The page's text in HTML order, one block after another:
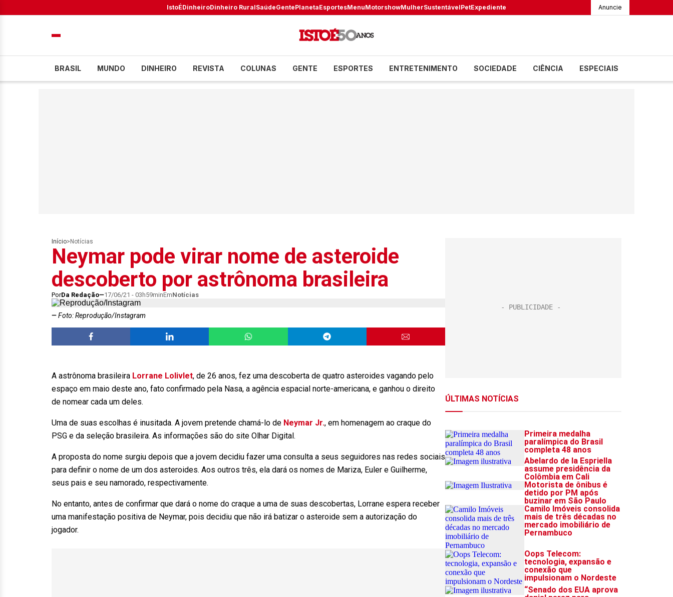
IstoÉDinheiroDinheiro RuralSaúdeGentePlanetaEsportesMenuMotorshowMulherSustentávelPetExpediente Anuncie
BRASIL MUNDO DINHEIRO REVISTA COLUNAS GENTE ESPORTES ENTRETENIMENTO SOCIEDADE CIÊNCIA ESPECIAIS
Início> Notícias
Neymar pode virar nome de asteroide
descoberto por astrônoma brasileira
PorDa Redação 17/06/21 - 03h59minEmNotícias
Foto: Reprodução/Instagram
A astrônoma brasileira Lorrane Lolivlet, de 26 anos, fez uma descoberta de quatro asteroides vagando pelo
espaço em maio deste ano, fato confirmado pela Nasa, a agência espacial norte-americana, e ganhou o direito
de nomear cada um deles.
Uma de suas escolhas é inusitada. A jovem pretende chamá-lo de Neymar Jr., em homenagem ao craque do
PSG e da seleção brasileira. As informações são do site Olhar Digital.
A proposta do nome surgiu depois que a jovem decidiu fazer uma consulta a seus seguidores nas redes sociais
para definir o nome de um dos asteroides. Aos outros três, ela dará os nomes de Mariza, Euler e Guilherme,
seus pais e seu namorado, respectivamente.
No entanto, antes de confirmar que dará o nome do craque a uma de suas descobertas, Lorrane espera receber
uma manifestação positiva de Neymar, pois decidiu que não irá batizar o asteroide sem a autorização do
jogador.